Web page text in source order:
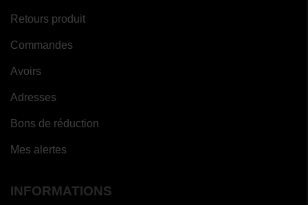
Retours produit
Commandes
Avoirs
Adresses
Bons de réduction
Mes alertes
INFORMATIONS